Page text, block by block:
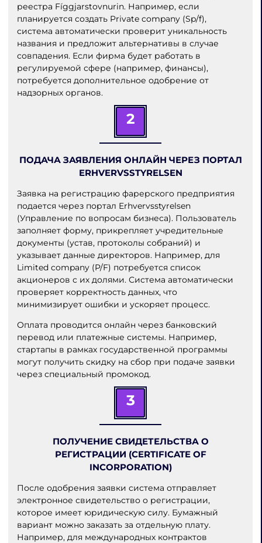
реестра Fíggjarstovnurin. Например, если
планируется создать Private company (Sp/f),
система автоматически проверит уникальность
названия и предложит альтернативы в случае
совпадения. Если фирма будет работать в
регулируемой сфере (например, финансы),
потребуется дополнительное одобрение от
надзорных органов.
2
ПОДАЧА ЗАЯВЛЕНИЯ ОНЛАЙН ЧЕРЕЗ ПОРТАЛ
ERHVERVSSTYRELSEN
Заявка на регистрацию фарерского предприятия
подается через портал Erhvervsstyrelsen
(Управление по вопросам бизнеса). Пользователь
заполняет форму, прикрепляет учредительные
документы (устав, протоколы собраний) и
указывает данные директоров. Например, для
Limited company (P/F) потребуется список
акционеров с их долями. Система автоматически
проверяет корректность данных, что
минимизирует ошибки и ускоряет процесс.
Оплата проводится онлайн через банковский
перевод или платежные системы. Например,
стартапы в рамках государственной программы
могут получить скидку на сбор при подаче заявки
через специальный промокод.
3
ПОЛУЧЕНИЕ СВИДЕТЕЛЬСТВА О
РЕГИСТРАЦИИ (CERTIFICATE OF
INCORPORATION)
После одобрения заявки система отправляет
электронное свидетельство о регистрации,
которое имеет юридическую силу. Бумажный
вариант можно заказать за отдельную плату.
Например, для международных контрактов